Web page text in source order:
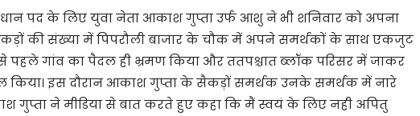
पद के लिए युवा नेता आकाश गुप्ता उर्फ आशु ने भी शनिवार को अपना
की संख्या में पिपरौली बाजार के चौक में अपने समर्थकों के साथ एकजुट
गांव का पैदल ही भ्रमण किया और ततपश्चात ब्लॉक परिसर में जाकर
किया। इस दौरान आकाश गुप्ता के सैकड़ों समर्थक उनके समर्थक में नारे
गुप्ता ने मीडिया से बात करते हुए कहा कि मैं स्वयं के लिए नही अपितु